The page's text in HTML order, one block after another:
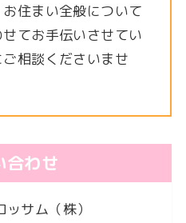
住まい全般について
てお手伝いさせてい
相談くださいませ
合わせ
サム（株）